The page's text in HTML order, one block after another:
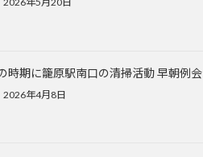
時期に籠原駅南口の清掃活動 早朝例会
2026年4月8日